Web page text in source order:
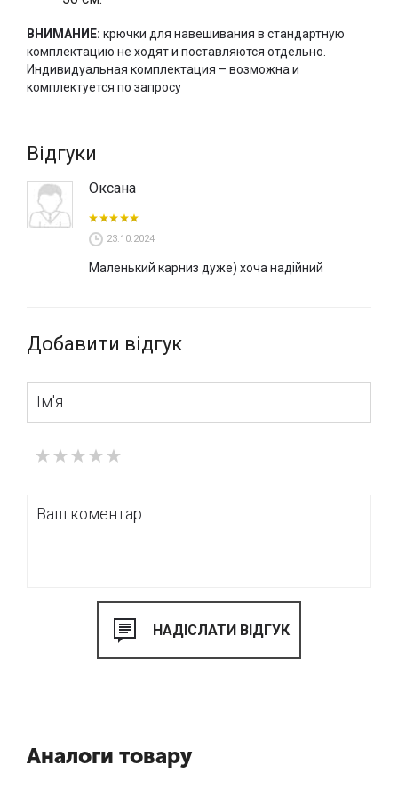
студії «VOGUE INTERIORS», а також Ви можете замовити
карнизи MOTTURA онлайн і оформити доставку карнизів
в будь-яку точку України.
ВНИМАНИЕ: крючки для навешивания в стандартную
комплектацию не ходят и поставляются отдельно.
Индивидуальная комплектация – возможна и
комплектуется по запросу
Відгуки
Оксана
23.10.2024
Маленький карниз дуже) хоча надійний
Добавити відгук
Аналоги товару